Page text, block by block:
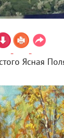
Ясная